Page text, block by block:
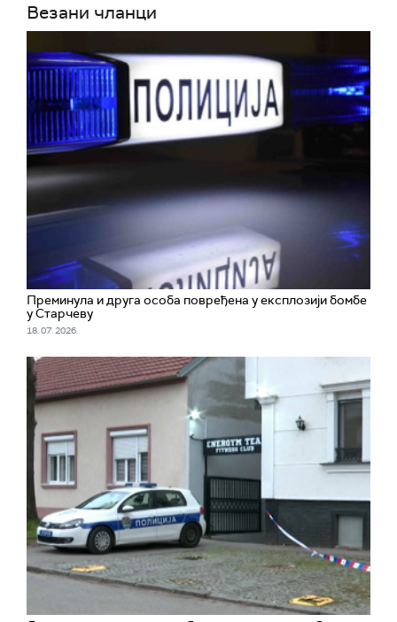
Везани чланци
Преминула и друга особа повређена у експлозији бомбе
у Старчеву
18. 07. 2026.